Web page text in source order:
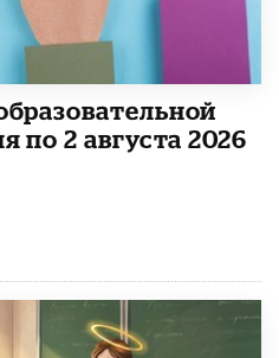
по 2 августа 2026